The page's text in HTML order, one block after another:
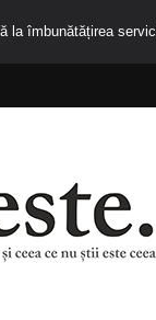
la îmbunătățirea